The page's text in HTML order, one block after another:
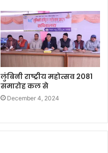
लुंबिनी राष्ट्रीय महोत्सव 2081
समारोह कल से
December 4, 2024